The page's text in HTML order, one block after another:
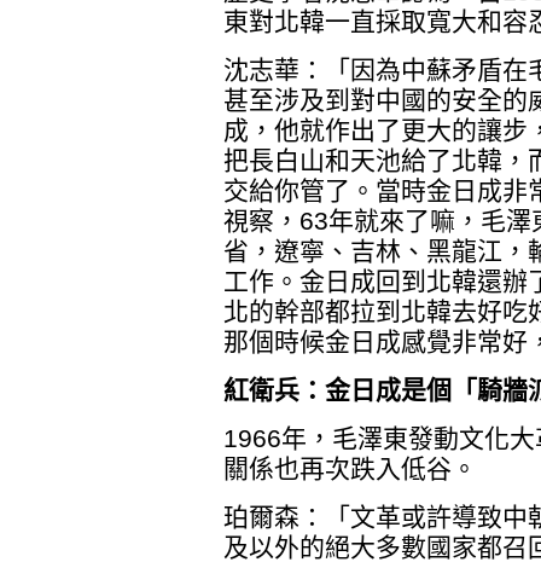
東對北韓一直採取寬大和容
沈志華：「因為中蘇矛盾在
甚至涉及到對中國的安全的
成，他就作出了更大的讓步
把長白山和天池給了北韓，
交給你管了。當時金日成非
視察，63年就來了嘛，毛
省，遼寧、吉林、黑龍江，
工作。金日成回到北韓還辦
北的幹部都拉到北韓去好吃
那個時候金日成感覺非常好
紅衛兵：金日成是個「騎牆
1966年，毛澤東發動文化
關係也再次跌入低谷。
珀爾森：「文革或許導致中
及以外的絕大多數國家都召